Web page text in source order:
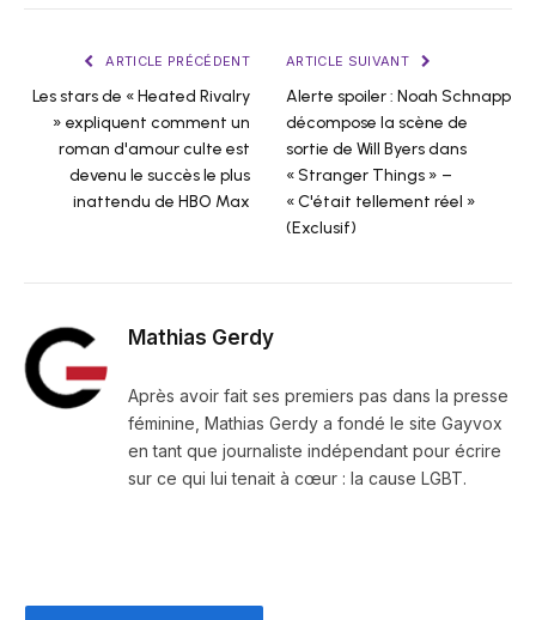
ARTICLE PRÉCÉDENT
Les stars de « Heated Rivalry
» expliquent comment un
roman d'amour culte est
devenu le succès le plus
inattendu de HBO Max
ARTICLE SUIVANT
Alerte spoiler : Noah Schnapp
décompose la scène de
sortie de Will Byers dans
« Stranger Things » –
« C'était tellement réel »
(Exclusif)
Mathias Gerdy
Après avoir fait ses premiers pas dans la presse
féminine, Mathias Gerdy a fondé le site Gayvox
en tant que journaliste indépendant pour écrire
sur ce qui lui tenait à cœur : la cause LGBT.